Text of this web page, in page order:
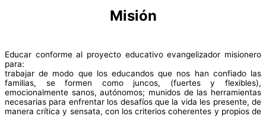
Misión
Educar conforme al proyecto educativo evangelizador misionero
para:
trabajar de modo que los educandos que nos han confiado las
familias, se formen como juncos, (fuertes y flexibles),
emocionalmente sanos, autónomos; munidos de las herramientas
necesarias para enfrentar los desafíos que la vida les presente, de
manera crítica y sensata, con los criterios coherentes y propios de